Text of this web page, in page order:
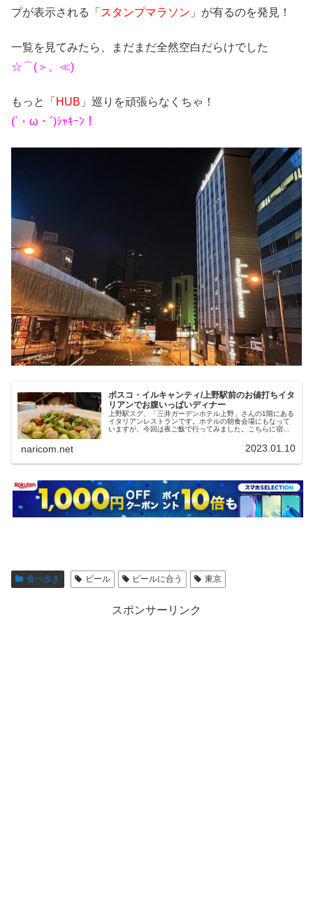
プが表示される「 スタンプマラソン 」が有るのを発見！
一覧を見てみたら、まだまだ全然空白だらけでした
☆⌒(＞。≪)
もっと「 HUB 」巡りを頑張らなくちゃ！
(`・ω・´)ｼｬｷｰﾝ！
ボスコ・イルキャンティ/上野駅前のお値打ちイタ
リアンでお腹いっぱいディナー
上野駅スグ、「三井ガーデンホテル上野」さんの1階にある
イタリアンレストランです。ホテルの朝食会場にもなって
いますが、今回は夜ご飯で行ってみました。こちらに宿泊
んで快適でした♪美味しかったし、親切だし、ぼっち客とし
naricom.net 2023.01.10
食べ歩き ビール ビールに合う 東京
スポンサーリンク